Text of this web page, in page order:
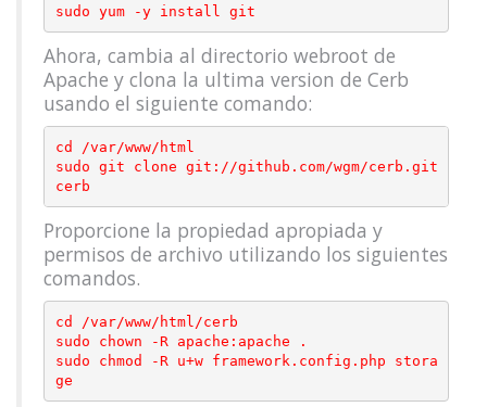
Ahora, cambia al directorio webroot de
Apache y clona la ultima version de Cerb
usando el siguiente comando:
cd /var/www/html
sudo git clone git://github.com/wgm/cerb.git
Proporcione la propiedad apropiada y
permisos de archivo utilizando los siguientes
comandos.
cd /var/www/html/cerb
sudo chown -R apache:apache .
sudo chmod -R u+w framework.config.php stora